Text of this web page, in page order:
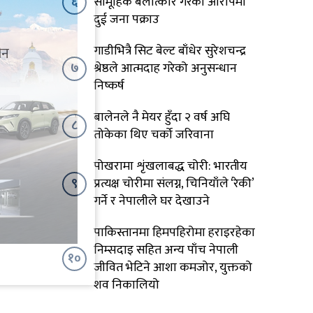
दुई जना पक्राउ
७
गाडीभित्रै सिट बेल्ट बाँधेर सुरेशचन्द्र
श्रेष्ठले आत्मदाह गरेको अनुसन्धान
निष्कर्ष
८
बालेनले नै मेयर हुँदा २ वर्ष अघि
तोकेका थिए चर्को जरिवाना
९
पोखरामा शृंखलाबद्ध चोरी: भारतीय
प्रत्यक्ष चोरीमा संलग्न, चिनियाँले ‘रेकी’
गर्ने र नेपालीले घर देखाउने
१०
पाकिस्तानमा हिमपहिरोमा हराइरहेका
निम्सदाइ सहित अन्य पाँच नेपाली
जीवित भेटिने आशा कमजोर, युक्तको
शव निकालियो